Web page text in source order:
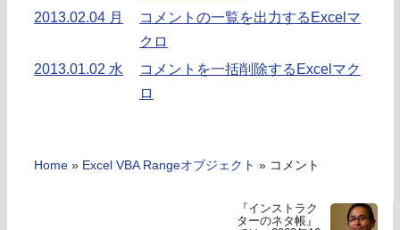
2013.02.04 月
コメントの一覧を出力するExcelマ
クロ
2013.01.02 水
コメントを一括削除するExcelマク
ロ
Home » Excel VBA Rangeオブジェクト » コメント
『インストラク
ターのネタ帳』